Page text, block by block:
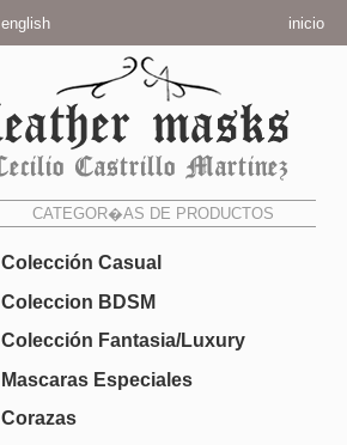
english inicio
CATEGOR�AS DE PRODUCTOS
Colección Casual
Coleccion BDSM
Colección Fantasia/Luxury
Mascaras Especiales
Corazas